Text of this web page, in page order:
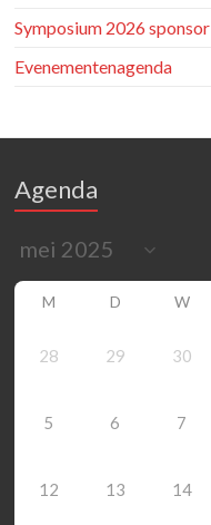
Symposium 2026 sponsor
Evenementenagenda
Agenda
M D W
28 29 30
5 6 7
12 13 14